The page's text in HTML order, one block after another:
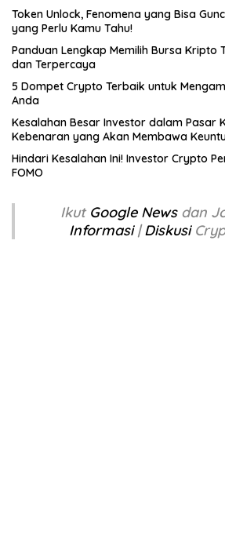
Token Unlock, Fenomena yang Bisa
yang Perlu Kamu Tahu!
Panduan Lengkap Memilih Bursa Kripto
dan Terpercaya
5 Dompet Crypto Terbaik untuk
Anda
Kesalahan Besar Investor dalam Pasar
Kebenaran yang Akan Membawa
Hindari Kesalahan Ini! Investor Crypto
FOMO
Ikut Google News dan
Informasi|Diskusi